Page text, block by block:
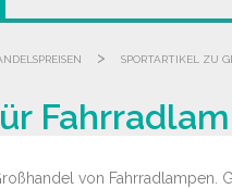
> SPORTARTIKEL ZU
von Fahrradlampen.